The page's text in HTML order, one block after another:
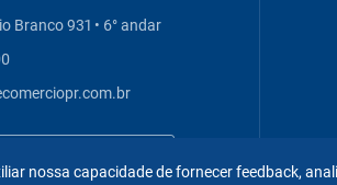
Branco 931 • 6° andar
nossa capacidade de fornecer feedback,